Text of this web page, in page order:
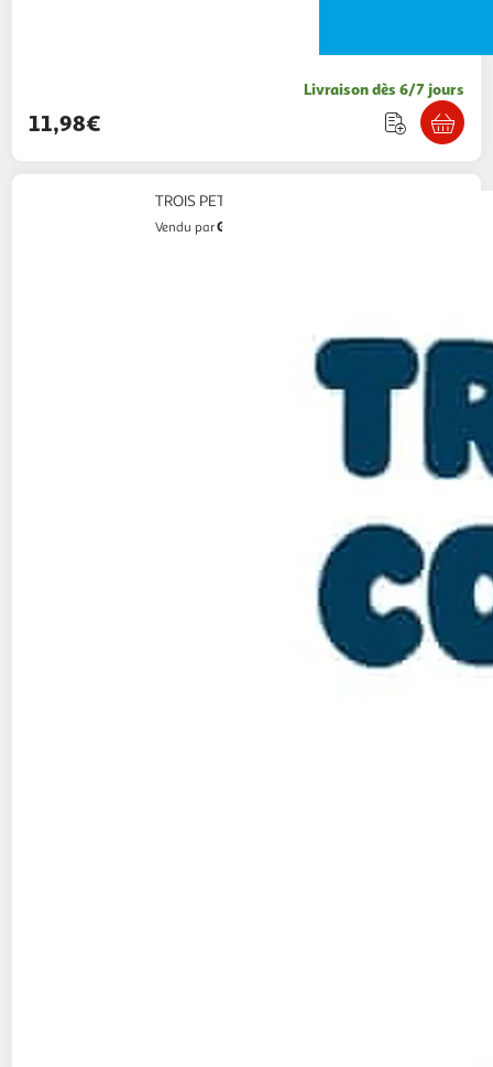
Livraison dès 6/7 jours
11,98€
TROIS PETITS COCHONS, Alvarez Céline
Vendu parGpasPlus